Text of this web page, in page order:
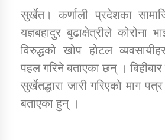
डिभिजन कार्यालय
सुर्खेत। कर्णाली प्रदेशका
यज्ञबहादुर बुढाक्षेत्रीले कोरोना
विरुद्धको खोप होटल
पहल गरिने बताएका छन् ।
सुर्खेतद्धारा जारी गरिएको माग
बताएका हुन् ।